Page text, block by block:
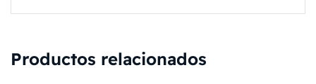
Productos relacionados